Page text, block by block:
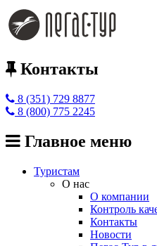
Контакты
8 (351) 729 8877
8 (800) 775 2245
Главное меню
Туристам
О нас
О компании
Контроль
Контакты
Новости